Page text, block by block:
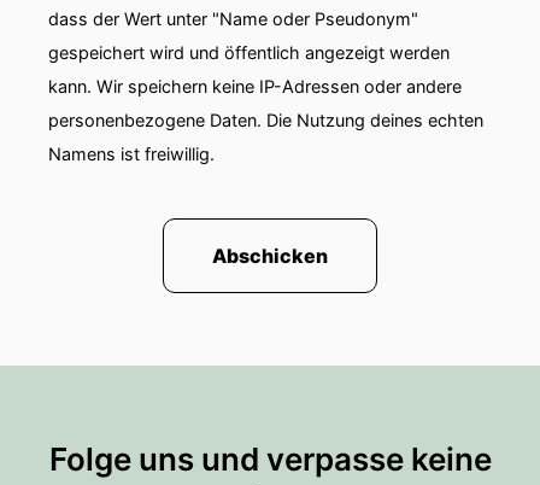
dass der Wert unter "Name oder Pseudonym"
gespeichert wird und öffentlich angezeigt werden
kann. Wir speichern keine IP-Adressen oder andere
personenbezogene Daten. Die Nutzung deines echten
Namens ist freiwillig.
Abschicken
Folge uns und verpasse keine